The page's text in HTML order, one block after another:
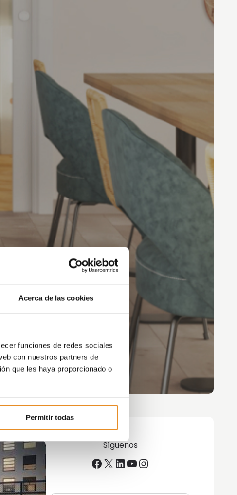
Acerca de las cookies
funciones de redes sociales
con nuestros partners de
que les haya proporcionado o
Permitir todas
Síguenos
Facebook
X LinkedIn
YouTube
Instagram